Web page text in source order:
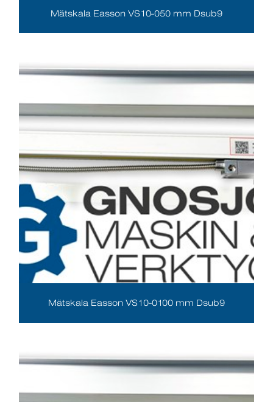
Mätskala Easson VS10-050 mm Dsub9
Mätskala Easson VS10-0100 mm Dsub9